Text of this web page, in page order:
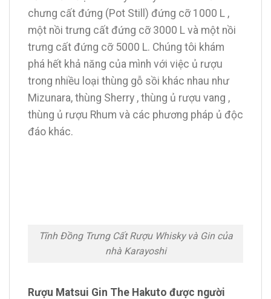
chưng cất đứng (Pot Still) đứng cỡ 1000 L ,
một nồi trưng cất đứng cỡ 3000 L và một nồi
trưng cất đứng cỡ 5000 L. Chúng tôi khám
phá hết khả năng của mình với việc ủ rượu
trong nhiều loại thùng gỗ sồi khác nhau như
Mizunara, thùng Sherry , thùng ủ rượu vang ,
thùng ủ rượu Rhum và các phương pháp ủ độc
đáo khác.
Tĩnh Đồng Trưng Cất Rượu Whisky và Gin của
nhà Karayoshi
Rượu Matsui Gin The Hakuto được người